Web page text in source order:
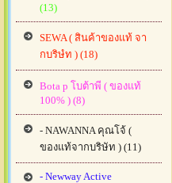
(13)
SEWA ( สินค้าของแท้ จา
กบริษํท ) (18)
Bota p โบต้าพี ( ของแท้
100% ) (8)
- NAWANNA คุณโจ้ (
ของแท้จากบริษัท ) (11)
- Newway Active